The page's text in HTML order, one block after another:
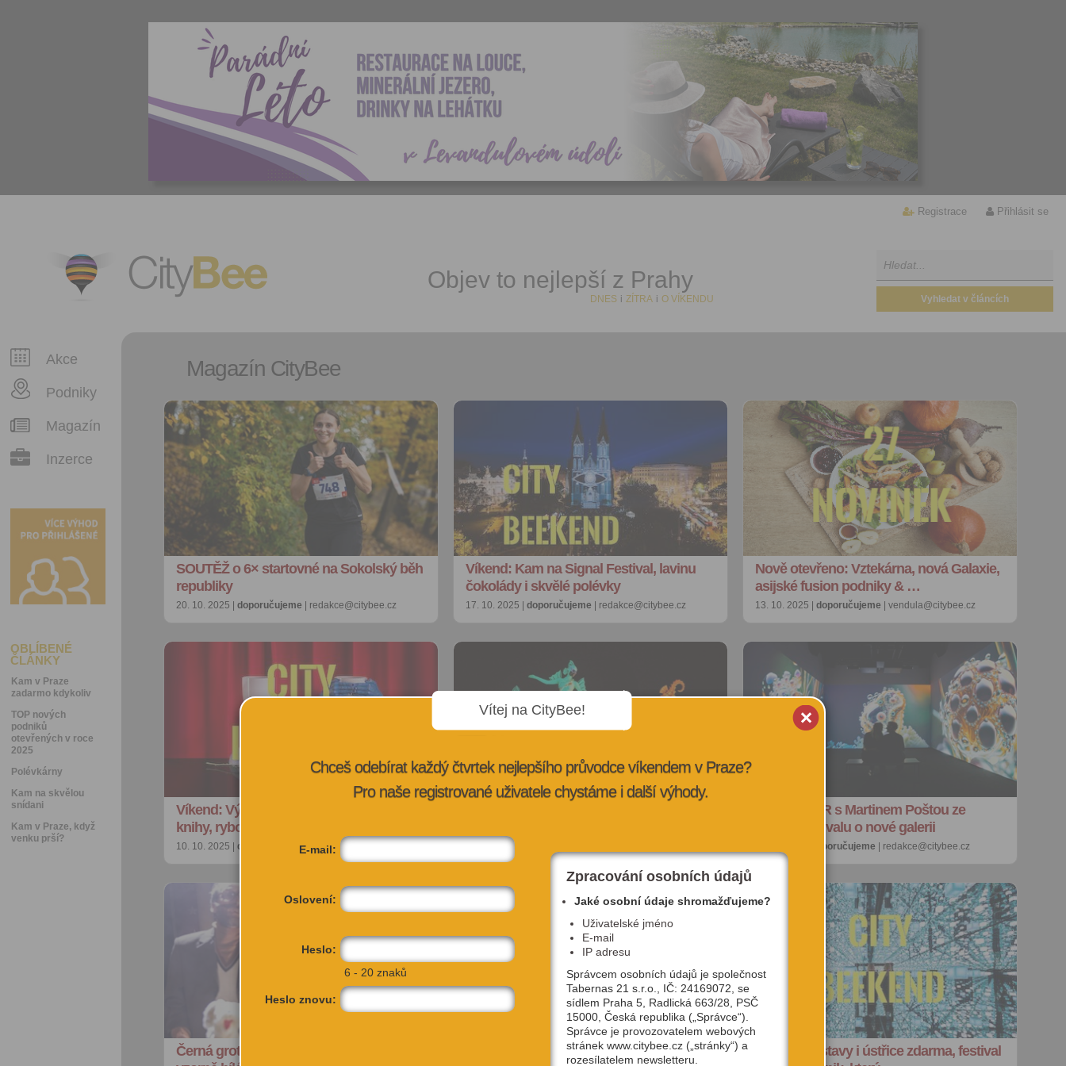
Registrace Přihlásit se
CityBee Objev to nejlepší z Prahy
DNES i ZÍTRA i O VÍKENDU
Akce
Podniky
Magazín
Inzerce
OBLÍBENÉ
ČLÁNKY
Kam v Praze
zadarmo kdykoliv
TOP nových
podniků
otevřených v roce
2025
Polévkárny
Kam na skvělou
snídani
Kam v Praze, když
venku prší?
Magazín CityBee
SOUTĚŽ o 6× startovné na Sokolský běh
republiky
20. 10. 2025 | doporučujeme | redakce@citybee.cz
Víkend: Kam na Signal Festival, lavinu
čokolády i skvělé polévky
17. 10. 2025 | doporučujeme | redakce@citybee.cz
Nově otevřeno: Vztekárna, nová Galaxie,
asijské fusion podniky & …
13. 10. 2025 | doporučujeme | vendula@citybee.cz
Víkend: Výstava v krytu, nejkrásnější
knihy, rybobraní i Designbl…
10. 10. 2025 | doporučujeme| petra@citybee.cz 10. 10. 2025 |
ROZHOVOR s Martinem Poštou ze
Signal Festivalu o nové galerii
doporučujeme | redakce@citybee.cz
Černá groteska Láskkka! o tajemství
FOTO: Staroměstská tržnice se změnila v
Víkend: Výstavy i ústřice zdarma, festival
Vítej na CityBee!
Chceš odebírat každý čtvrtek nejlepšího průvodce víkendem v Praze?
Pro naše registrované uživatele chystáme i další výhody.
E-mail:
Oslovení:
Heslo:
6 - 20 znaků
Heslo znovu:
Zpracování osobních údajů
Jaké osobní údaje shromažďujeme?
Uživatelské jméno
E-mail
IP adresu
Správcem osobních údajů je společnost
Tabernas 21 s.r.o., IČ: 24169072, se
sídlem Praha 5, Radlická 663/28, PSČ
15000, Česká republika („Správce“).
Správce je provozovatelem webových
stránek www.citybee.cz („stránky“) a
rozesílatelem newsletteru.